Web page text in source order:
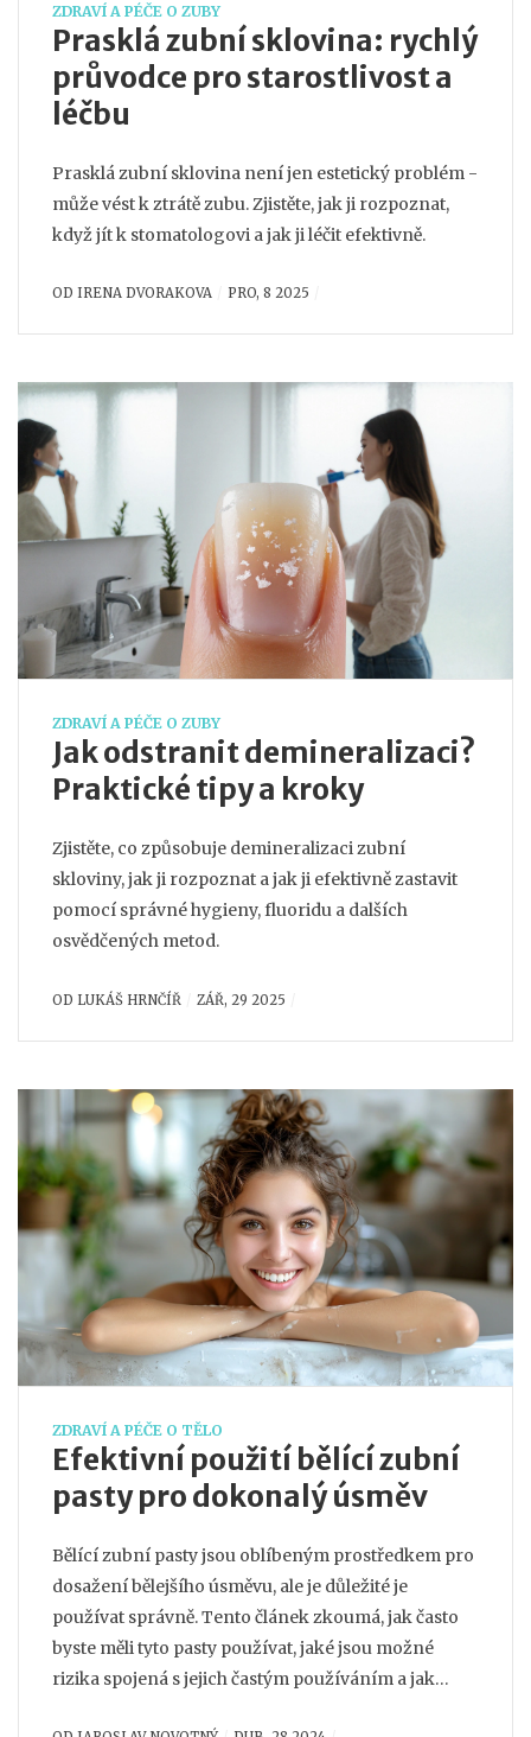
ZDRAVÍ A PÉČE O ZUBY
Prasklá zubní sklovina: rychlý
průvodce pro starostlivost a
léčbu
Prasklá zubní sklovina není jen estetický problém -
může vést k ztrátě zubu. Zjistěte, jak ji rozpoznat,
když jít k stomatologovi a jak ji léčit efektivně.
OD IRENA DVORAKOVA PRO, 8 2025
ZDRAVÍ A PÉČE O ZUBY
Jak odstranit demineralizaci?
Praktické tipy a kroky
Zjistěte, co způsobuje demineralizaci zubní
skloviny, jak ji rozpoznat a jak ji efektivně zastavit
pomocí správné hygieny, fluoridu a dalších
osvědčených metod.
OD LUKÁŠ HRNČÍŘ ZÁŘ, 29 2025
ZDRAVÍ A PÉČE O TĚLO
Efektivní použití bělící zubní
pasty pro dokonalý úsměv
Bělící zubní pasty jsou oblíbeným prostředkem pro
dosažení bělejšího úsměvu, ale je důležité je
používat správně. Tento článek zkoumá, jak často
byste měli tyto pasty používat, jaké jsou možné
rizika spojená s jejich častým používáním a jak